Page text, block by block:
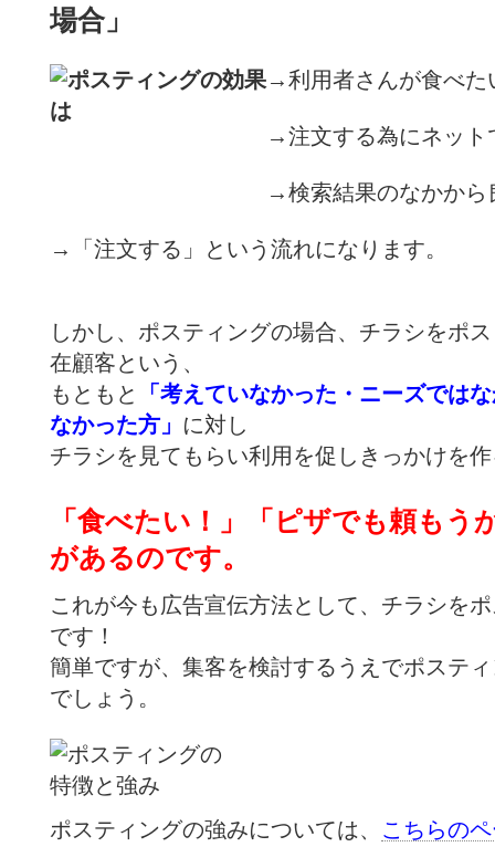
場合」
→利用者さんが食べた
→注文する為にネット
→検索結果のなかから
→「注文する」という流れになります。
しかし、ポスティングの場合、チラシをポ
在顧客という、
もともと
「 考えていなかった・ニーズでは
なかった方」 に対し
チラシを見てもらい利用を促しきっかけを
「食べたい！」「ピザでも頼もう
があるのです。
これが今も広告宣伝方法として、チラシを
です！
簡単ですが、集客を検討するうえでポステ
でしょう。
ポスティングの強みについては、 こちらの